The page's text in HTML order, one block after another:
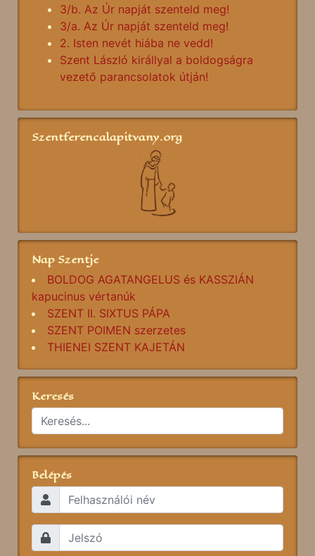
3/b. Az Úr napját szenteld meg!
3/a. Az Úr napját szenteld meg!
2. Isten nevét hiába ne vedd!
Szent László királlyal a boldogságra
vezető parancsolatok útján!
Szentferencalapitvany.org
Nap Szentje
BOLDOG AGATANGELUS és KASSZIÁN
kapucinus vértanúk
SZENT II. SIXTUS PÁPA
SZENT POIMEN szerzetes
THIENEI SZENT KAJETÁN
Keresés
Belépés